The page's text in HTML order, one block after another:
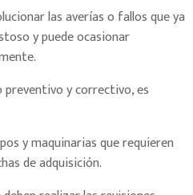
las averías o fallos que ya
y puede ocasionar
y correctivo, es
y maquinarias que requieren
de adquisición.